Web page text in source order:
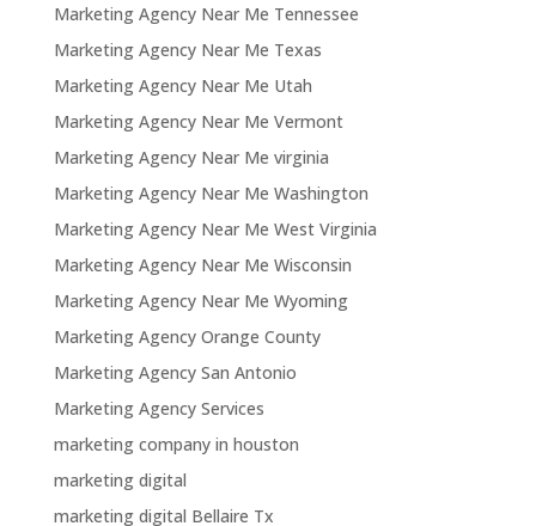
Marketing Agency Near Me Tennessee
Marketing Agency Near Me Texas
Marketing Agency Near Me Utah
Marketing Agency Near Me Vermont
Marketing Agency Near Me virginia
Marketing Agency Near Me Washington
Marketing Agency Near Me West Virginia
Marketing Agency Near Me Wisconsin
Marketing Agency Near Me Wyoming
Marketing Agency Orange County
Marketing Agency San Antonio
Marketing Agency Services
marketing company in houston
marketing digital
marketing digital Bellaire Tx